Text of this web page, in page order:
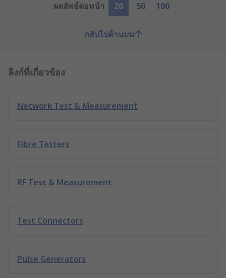
ผลลัพธ์ต่อหน้า
20 50 100
กลับไปด้านบน
ลิงก์ที่เกี่ยวข้อง
Network Test & Measurement
Fibre Testers
RF Test & Measurement
Test Connectors
Pulse Generators